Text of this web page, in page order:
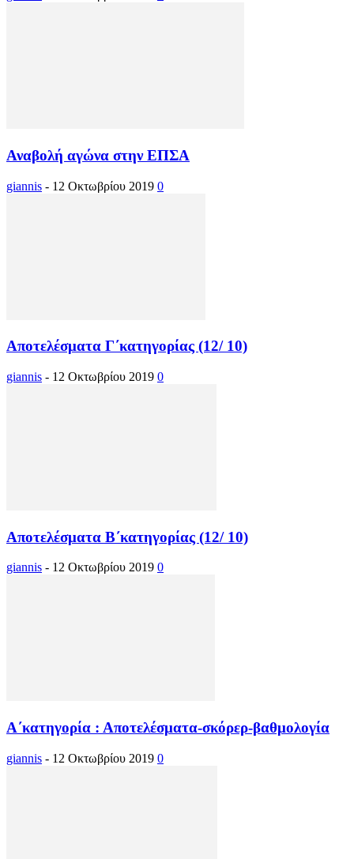
Αναβολή αγώνα στην ΕΠΣΑ
giannis - 12 Οκτωβρίου 2019 0
Αποτελέσματα Γ΄κατηγορίας (12/ 10)
giannis - 12 Οκτωβρίου 2019 0
Αποτελέσματα Β΄κατηγορίας (12/ 10)
giannis - 12 Οκτωβρίου 2019 0
Α΄κατηγορία : Αποτελέσματα-σκόρερ-βαθμολογία
giannis - 12 Οκτωβρίου 2019 0